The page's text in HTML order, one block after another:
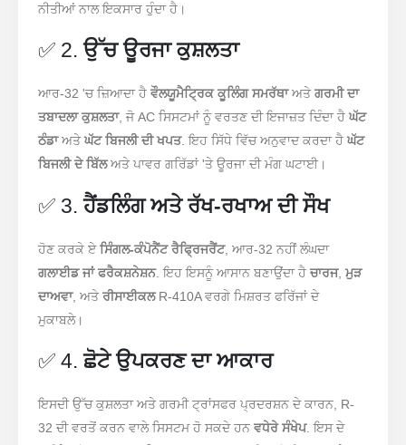
ਨੀਤੀਆਂ ਨਾਲ ਇਕਸਾਰ ਹੁੰਦਾ ਹੈ।
✅ 2.ਉੱਚ ਊਰਜਾ ਕੁਸ਼ਲਤਾ
ਆਰ-32 'ਚ ਜ਼ਿਆਦਾ ਹੈਵੌਲਯੂਮੈਟ੍ਰਿਕ ਕੂਲਿੰਗ ਸਮਰੱਥਾਅਤੇਗਰਮੀ ਦਾ
ਤਬਾਦਲਾ ਕੁਸ਼ਲਤਾ, ਜੋ AC ਸਿਸਟਮਾਂ ਨੂੰ ਵਰਤਣ ਦੀ ਇਜਾਜ਼ਤ ਦਿੰਦਾ ਹੈਘੱਟ
ਠੰਡਾਅਤੇਘੱਟ ਬਿਜਲੀ ਦੀ ਖਪਤ. ਇਹ ਸਿੱਧੇ ਵਿੱਚ ਅਨੁਵਾਦ ਕਰਦਾ ਹੈਘੱਟ
ਬਿਜਲੀ ਦੇ ਬਿੱਲਅਤੇ ਪਾਵਰ ਗਰਿੱਡਾਂ 'ਤੇ ਊਰਜਾ ਦੀ ਮੰਗ ਘਟਾਈ।
✅ 3.ਹੈਂਡਲਿੰਗ ਅਤੇ ਰੱਖ-ਰਖਾਅ ਦੀ ਸੌਖ
ਹੋਣ ਕਰਕੇ ਏਸਿੰਗਲ-ਕੰਪੋਨੈਂਟ ਰੈਫ੍ਰਿਜਰੈਂਟ, ਆਰ-32 ਨਹੀਂ ਲੰਘਦਾ
ਗਲਾਈਡ ਜਾਂ ਫਰੈਕਸ਼ਨੇਸ਼ਨ. ਇਹ ਇਸਨੂੰ ਆਸਾਨ ਬਣਾਉਂਦਾ ਹੈਚਾਰਜ,ਮੁੜ
ਦਾਅਵਾ, ਅਤੇਰੀਸਾਈਕਲR-410A ਵਰਗੇ ਮਿਸ਼ਰਤ ਫਰਿੱਜਾਂ ਦੇ
ਮੁਕਾਬਲੇ।
✅ 4.ਛੋਟੇ ਉਪਕਰਣ ਦਾ ਆਕਾਰ
ਇਸਦੀ ਉੱਚ ਕੁਸ਼ਲਤਾ ਅਤੇ ਗਰਮੀ ਟ੍ਰਾਂਸਫਰ ਪ੍ਰਦਰਸ਼ਨ ਦੇ ਕਾਰਨ, R-
32 ਦੀ ਵਰਤੋਂ ਕਰਨ ਵਾਲੇ ਸਿਸਟਮ ਹੋ ਸਕਦੇ ਹਨਵਧੇਰੇ ਸੰਖੇਪ. ਇਸ ਦੇ